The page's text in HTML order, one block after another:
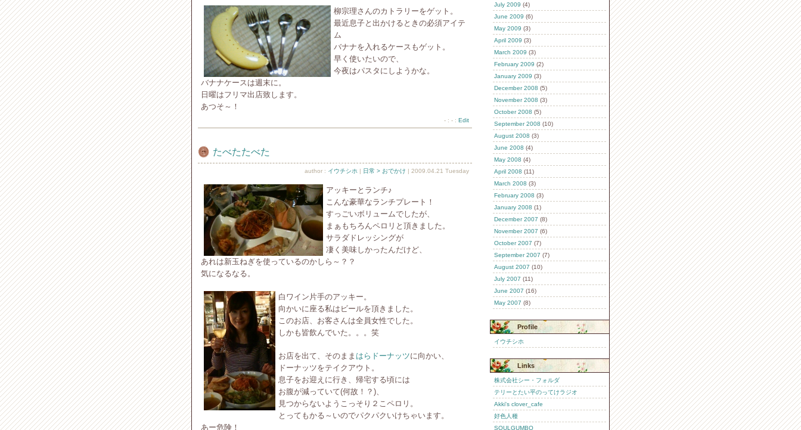
柳宗理さんのカトラリーをゲット。
最近息子と出かけるときの必須アイテ
ム
バナナを入れるケースもゲット。
早く使いたいので、
今夜はパスタにしようかな。
バナナケースは週末に。
日曜はフリマ出店致します。
あつそ～！
- : - : Edit
たべたたべた
author : イウチシホ | 日常 > おでかけ | 2009.04.21 Tuesday
アッキーとランチ♪
こんな豪華なランチプレート！
すっごいボリュームでしたが、
まぁもちろんペロリと頂きました。
サラダドレッシングが
凄く美味しかったんだけど、
あれは新玉ねぎを使っているのかしら～？？
気になるなる。
白ワイン片手のアッキー。
向かいに座る私はビールを頂きました。
このお店、お客さんは全員女性でした。
しかも皆飲んでいた。。。笑
お店を出て、そのまま はらドーナッツに向かい、
ドーナッツをテイクアウト。
息子をお迎えに行き、帰宅する頃には
お腹が減っていて(何故！？)、
見つからないようこっそり２こペロリ。
とってもかる～いのでパクパクいけちゃいます。
あー危険！
July 2009 (4)
June 2009 (6)
May 2009 (3)
April 2009 (3)
March 2009 (3)
February 2009 (2)
January 2009 (3)
December 2008 (5)
November 2008 (3)
October 2008 (5)
September 2008 (10)
August 2008 (3)
June 2008 (4)
May 2008 (4)
April 2008 (11)
March 2008 (3)
February 2008 (3)
January 2008 (1)
December 2007 (8)
November 2007 (6)
October 2007 (7)
September 2007 (7)
August 2007 (10)
July 2007 (11)
June 2007 (16)
May 2007 (8)
Profile
イウチシホ
Links
株式会社シー・フォルダ
テリーとたい平のってけラジオ
Akki's clover_cafe
好色人種
SOULGUMBO